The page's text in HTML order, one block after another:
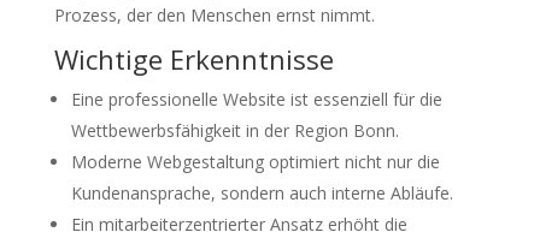
Prozess, der den Menschen ernst nimmt.
Wichtige Erkenntnisse
Eine professionelle Website ist essenziell für die
Wettbewerbsfähigkeit in der Region Bonn.
Moderne Webgestaltung optimiert nicht nur die
Kundenansprache, sondern auch interne Abläufe.
Ein mitarbeiterzentrierter Ansatz erhöht die